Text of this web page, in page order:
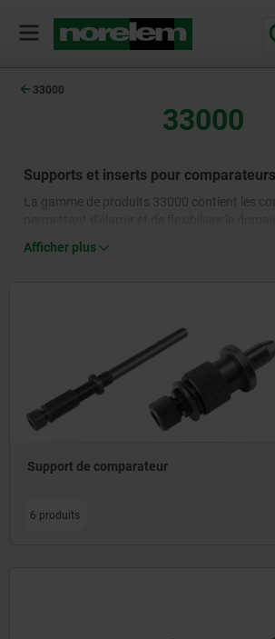
33000
33000
Supports et inserts pour comparateurs
La gamme de produits 33000 contient les
touches pour comparateurs permettent
large gamme d'accessoires complète
utilisation efficace des instruments de
construction d'installations et de machines.
Afficher plus
Support de comparateur
6 produits